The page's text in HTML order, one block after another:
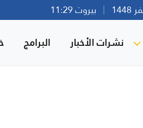
بيروت 11:29
نشرات الأخبار البرامج